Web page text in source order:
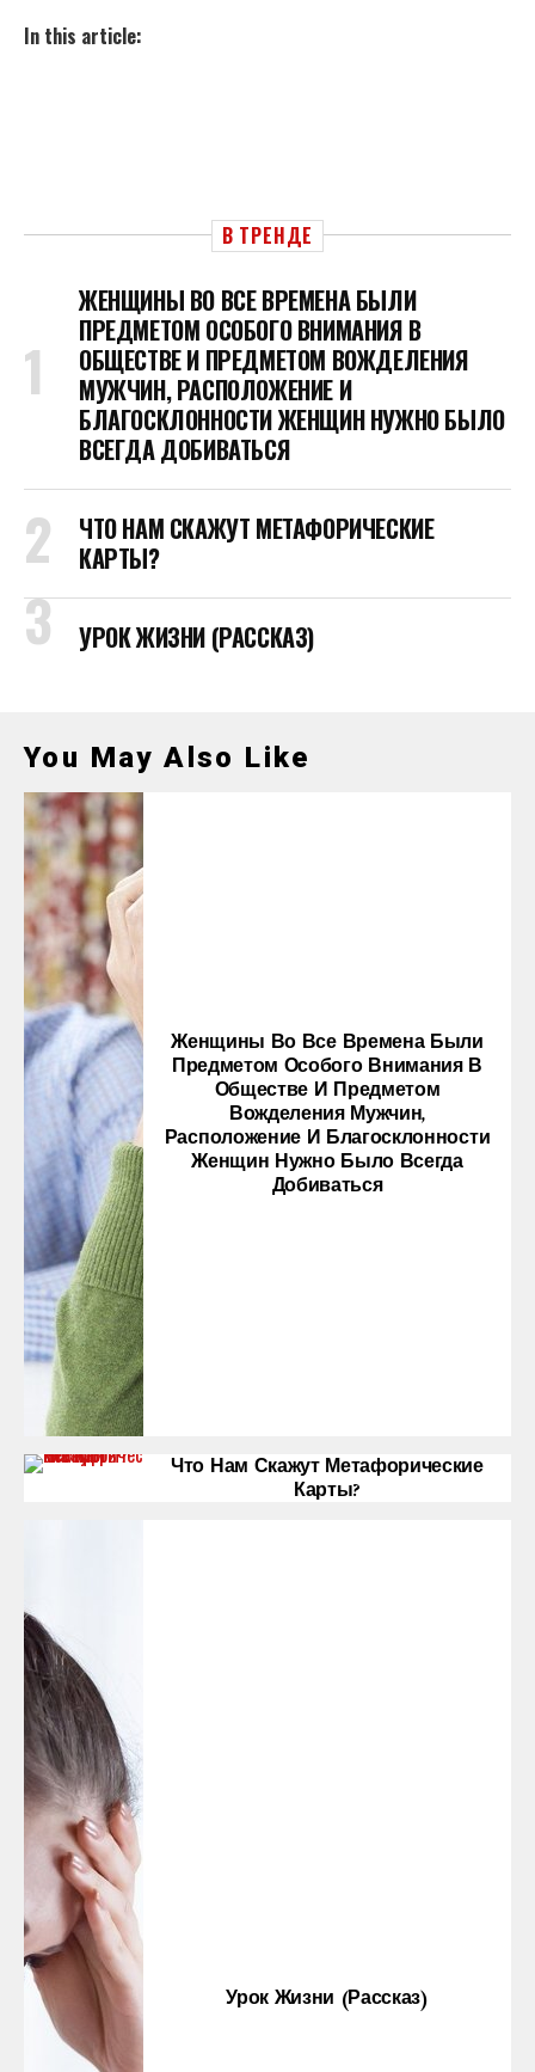
In this article:
В ТРЕНДЕ
ЖЕНЩИНЫ ВО ВСЕ ВРЕМЕНА БЫЛИ
ПРЕДМЕТОМ ОСОБОГО ВНИМАНИЯ В
ОБЩЕСТВЕ И ПРЕДМЕТОМ ВОЖДЕЛЕНИЯ
МУЖЧИН, РАСПОЛОЖЕНИЕ И
БЛАГОСКЛОННОСТИ ЖЕНЩИН НУЖНО БЫЛО
ВСЕГДА ДОБИВАТЬСЯ
ЧТО НАМ СКАЖУТ МЕТАФОРИЧЕСКИЕ
КАРТЫ?
УРОК ЖИЗНИ (РАССКАЗ)
You May Also Like
Женщины Во Все Времена Были
Предметом Особого Внимания В
Обществе И Предметом
Вожделения Мужчин,
Расположение И Благосклонности
Женщин Нужно Было Всегда
Добиваться
Что Нам Скажут Метафорические
Карты?
Урок Жизни (рассказ)